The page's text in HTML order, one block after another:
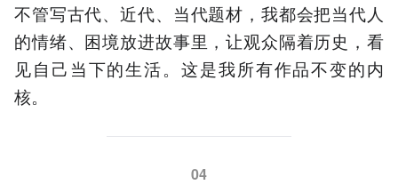
不管写古代、近代、当代题材，我都会把当代人
的情绪、困境放进故事里，让观众隔着历史，看
见自己当下的生活。这是我所有作品不变的内
核。
04